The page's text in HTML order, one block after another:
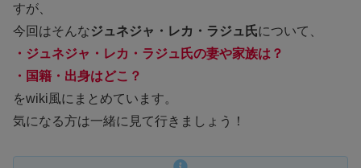
すが、
今回はそんなジュネジャ・レカ・ラジュ氏について、
・ジュネジャ・レカ・ラジュ氏の妻や家族は？
・国籍 ・ 出身はどこ？
をwiki風にまとめています。
気になる方は一緒に見て行きましょう！